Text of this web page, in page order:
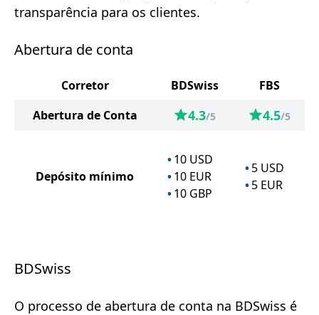
transparência para os clientes.
Abertura de conta
Corretor BDSwiss
FBS
Abertura de Conta
4.3/5 4.5/5
Depósito mínimo
10 USD
10 EUR
10 GBP
5 USD
5 EUR
BDSwiss
O processo de abertura de conta na BDSwiss é